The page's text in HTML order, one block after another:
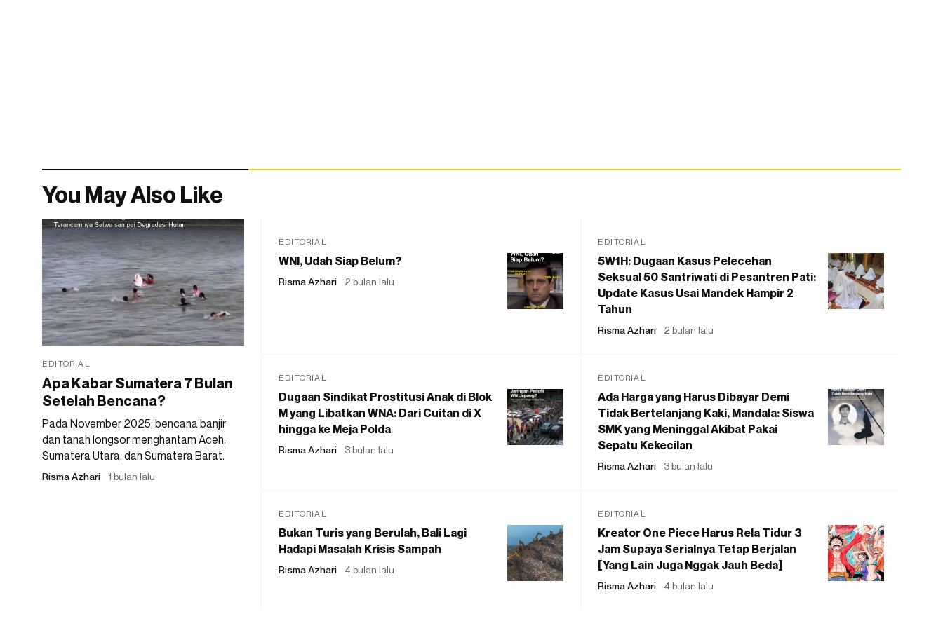
You May Also Like
EDITORIAL
Apa Kabar Sumatera 7 Bulan
Setelah Bencana?
Pada November 2025, bencana banjir
dan tanah longsor menghantam Aceh,
Sumatera Utara, dan Sumatera Barat.
Risma Azhari 1 bulan lalu
EDITORIAL
WNI, Udah Siap Belum?
Risma Azhari 2 bulan lalu
EDITORIAL
5W1H: Dugaan Kasus Pelecehan
Seksual 50 Santriwati di Pesantren Pati:
Update Kasus Usai Mandek Hampir 2
Tahun
Risma Azhari 2 bulan lalu
EDITORIAL
Dugaan Sindikat Prostitusi Anak di Blok
M yang Libatkan WNA: Dari Cuitan di X
hingga ke Meja Polda
Risma Azhari 3 bulan lalu
EDITORIAL
Ada Harga yang Harus Dibayar Demi
Tidak Bertelanjang Kaki, Mandala: Siswa
SMK yang Meninggal Akibat Pakai
Sepatu Kekecilan
Risma Azhari 3 bulan lalu
EDITORIAL
Bukan Turis yang Berulah, Bali Lagi
Hadapi Masalah Krisis Sampah
Risma Azhari 4 bulan lalu
EDITORIAL
Kreator One Piece Harus Rela Tidur 3
Jam Supaya Serialnya Tetap Berjalan
[Yang Lain Juga Nggak Jauh Beda]
Risma Azhari 4 bulan lalu